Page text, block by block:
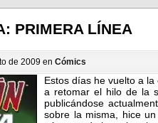
PRIMERA LÍNEA
de 2009 en Cómics
Estos días he vuelto a
a retomar el hilo de la
publicándose
sobre la misma, hice